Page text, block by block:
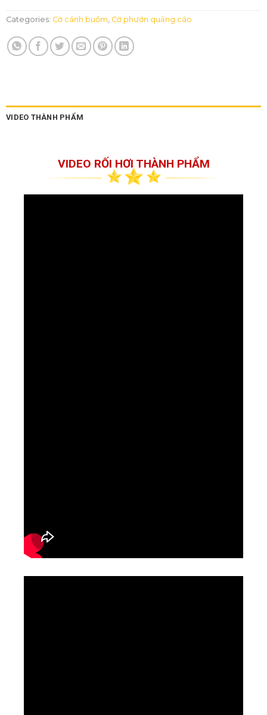
Categories: Cờ cánh buồm Cờ phướn quảng cáo
VIDEO THÀNH PHẨM
VIDEO RỐI HƠI THÀNH PHẨM